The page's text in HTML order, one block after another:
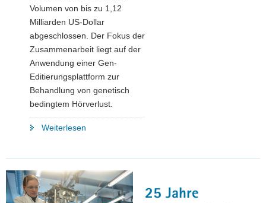
Volumen von bis zu 1,12
Milliarden US-Dollar
abgeschlossen. Der Fokus der
Zusammenarbeit liegt auf der
Anwendung einer Gen-
Editierungsplattform zur
Behandlung von genetisch
bedingtem Hörverlust.
Weiterlesen
die
sächsische
25 Jahre